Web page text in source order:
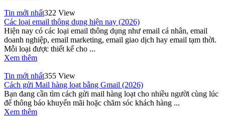
Tin mới nhất322 View
Các loại email thông dụng hiện nay (2026)
Hiện nay có các loại email thông dụng như email cá nhân, email
doanh nghiệp, email marketing, email giao dịch hay email tạm thời.
Mỗi loại được thiết kế cho ...
Xem thêm
Tin mới nhất355 View
Cách gửi Mail hàng loạt bằng Gmail (2026)
Bạn đang cần tìm cách gửi mail hàng loạt cho nhiều người cùng lúc
để thông báo khuyến mãi hoặc chăm sóc khách hàng ...
Xem thêm